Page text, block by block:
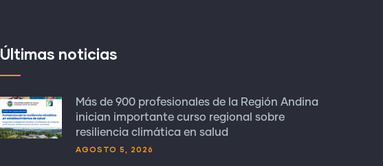
Últimas noticias
Más de 900 profesionales de la Región Andina
inician importante curso regional sobre
resiliencia climática en salud
AGOSTO 5, 2026